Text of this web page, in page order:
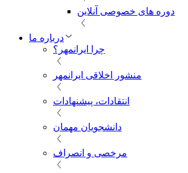
دوره های خصوصی آنلاین
درباره ما
چرا ایرانمهر؟
منشور اخلاقی ایرانمهر
انتقادات، پیشنهادات
دانشجویان مهمان
مرخصی و انصراف